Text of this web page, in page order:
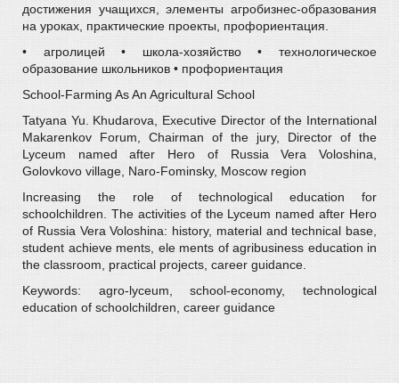
достижения учащихся, элементы агробизнес-образования
на уроках, практические проекты, профориентация.
• агролицей • школа-хозяйство • технологическое
образование школьников • профориентация
School-Farming As An Agricultural School
Tatyana Yu. Khudarova, Executive Director of the International
Makarenkov Forum, Chairman of the jury, Director of the
Lyceum named after Hero of Russia Vera Voloshina,
Golovkovo village, Naro-Fominsky, Moscow region
Increasing the role of technological education for
schoolchildren. The activities of the Lyceum named after Hero
of Russia Vera Voloshina: history, material and technical base,
student achieve ments, ele ments of agribusiness education in
the classroom, practical projects, career guidance.
Keywords: agro-lyceum, school-economy, technological
education of schoolchildren, career guidance